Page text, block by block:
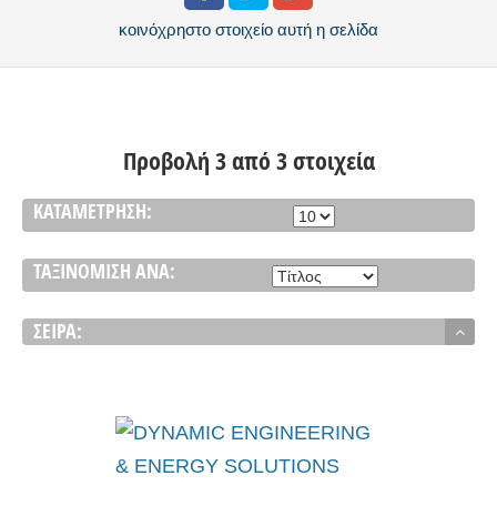
κοινόχρηστο στοιχείο αυτή η σελίδα
Προβολή 3 από 3 στοιχεία
ΚΑΤΑΜΈΤΡΗΣΗ:
ΤΑΞΙΝΌΜΙΣΗ ΑΝΆ:
ΣΕΙΡΆ: